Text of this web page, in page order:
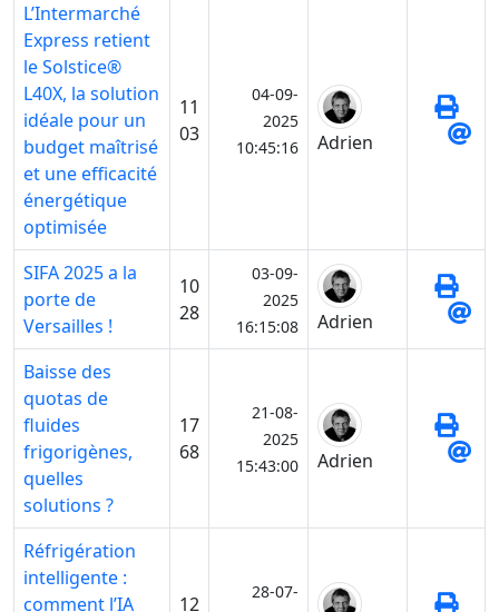
L’Intermarché
Express retient
le Solstice®
L40X, la solution
idéale pour un
budget maîtrisé
et une efficacité
énergétique
optimisée
11
03
04-09-
2025
10:45:16
Adrien
SIFA 2025 a la
porte de
Versailles !
10
28
03-09-
2025
16:15:08
Adrien
Baisse des
quotas de
fluides
frigorigènes,
quelles
solutions ?
17
68
21-08-
2025
15:43:00
Adrien
Réfrigération
intelligente :
comment l’IA
12
28-07-